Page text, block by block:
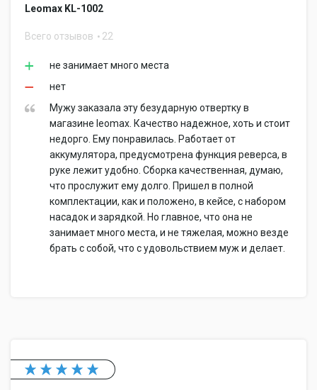
Leomax KL-1002
Всего отзывов 22
не занимает много места
нет
Мужу заказала эту безударную отвертку в
магазине leomax. Качество надежное, хоть и стоит
недорго. Ему понравилась. Работает от
аккумулятора, предусмотрена функция реверса, в
руке лежит удобно. Сборка качественная, думаю,
что прослужит ему долго. Пришел в полной
комплектации, как и положено, в кейсе, с набором
насадок и зарядкой. Но главное, что она не
занимает много места, и не тяжелая, можно везде
брать с собой, что с удовольствием муж и делает.